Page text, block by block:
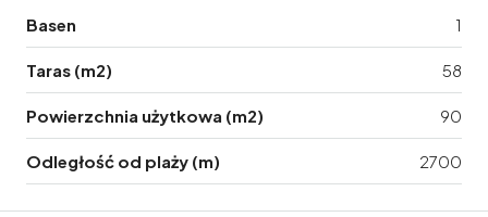
Basen 1
Taras (m2) 58
Powierzchnia użytkowa (m2) 90
Odległość od plaży (m) 2700